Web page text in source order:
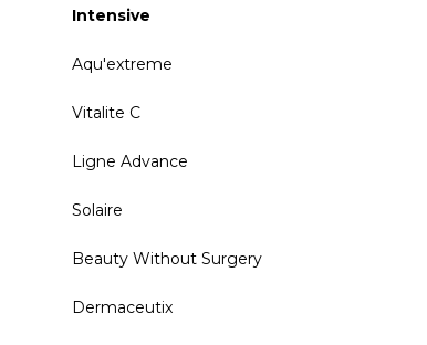
Intensive
Aqu'extreme
Vitalite C
Ligne Advance
Solaire
Beauty Without Surgery
Dermaceutix